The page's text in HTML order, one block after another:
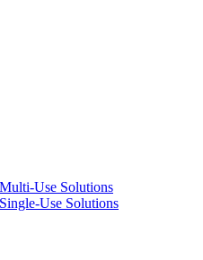
Use Solutions
Use Solutions